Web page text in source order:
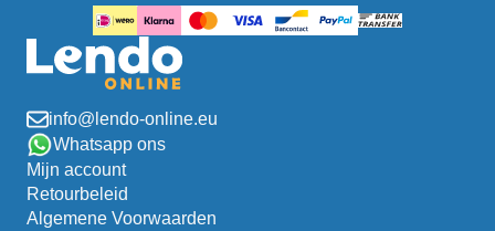
info@lendo-online.eu
Whatsapp ons
Mijn account
Retourbeleid
Algemene Voorwaarden